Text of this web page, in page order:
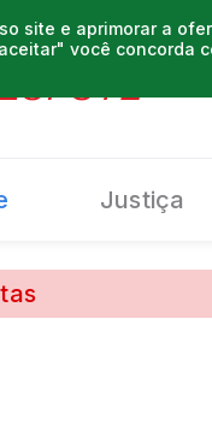
site e aprimorar a
você concorda
Justiça